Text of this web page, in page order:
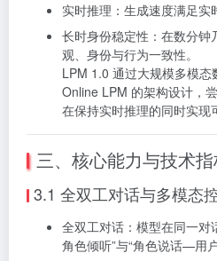
实时推理：生成速度满足实
长时身份稳定性：在数分
观、身份与行为一致性。
LPM 1.0 通过大规模多模
Online LPM 的架构设计，
在保持实时推理的同时实现
三、核心能力与技术
3.1 全双工对话与多模态
全双工对话：模型在同一
角色倾听”与“角色说话—用